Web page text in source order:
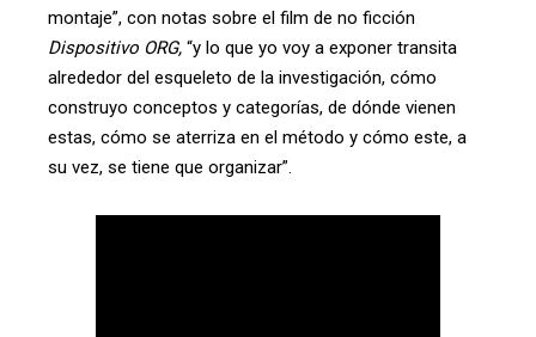
montaje”, con notas sobre el film de no ficción
Dispositivo ORG, “y lo que yo voy a exponer transita
alrededor del esqueleto de la investigación, cómo
construyo conceptos y categorías, de dónde vienen
estas, cómo se aterriza en el método y cómo este, a
su vez, se tiene que organizar”.